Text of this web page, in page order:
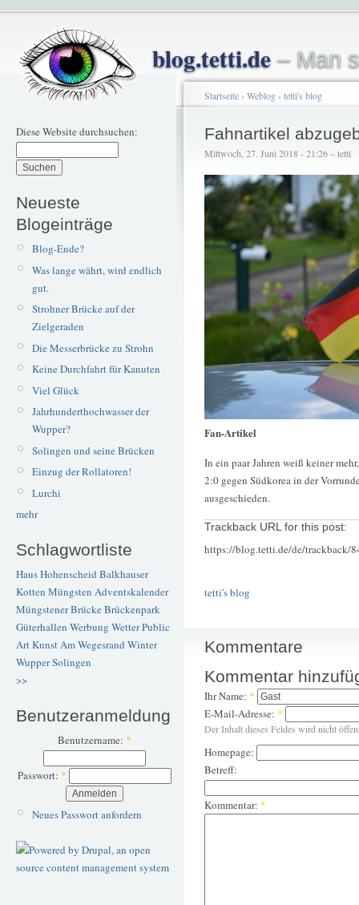
blog.tetti.de– Man
Diese Website durchsuchen:
Neueste
Blogeinträge
Blog-Ende?
Was lange währt, wird endlich
gut.
Strohner Brücke auf der
Zielgeraden
Die Messerbrücke zu Strohn
Keine Durchfahrt für Kanuten
Viel Glück
Jahrhunderthochwasser der
Wupper?
Solingen und seine Brücken
Einzug der Rollatoren!
Lurchi
mehr
Schlagwortliste
Haus Hohenscheid Balkhauser
Kotten Müngsten Adventskalender
Müngstener BrückeBrückenpark
Güterhallen Werbung WetterPublic
ArtKunstAm Wegesrand Winter
WupperSolingen
>>
Benutzeranmeldung
Benutzername: *
Passwort: *
Neues Passwort anfordern
Startseite› Weblog› tetti's blog
Fahnartikel
Mittwoch, 27. Juni 2018 - 21:26 – tetti
Fan-Artikel
In ein paar Jahren weiß keiner
2:0 gegen Südkorea in der
ausgeschieden.
Trackback URL for this post:
https://blog.tetti.de/de/trackback/
tetti's blog
Kommentare
Kommentar
Ihr Name: *
E-Mail-Adresse: *
Der Inhalt dieses Feldes wird nicht
Homepage:
Betreff:
Kommentar: *